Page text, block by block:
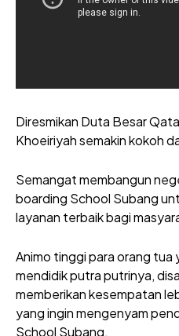
Diresmikan Duta Besar
Khoeiriyah semakin kokoh
Semangat membangun
boarding School Subang
layanan terbaik bagi
Animo tinggi para orang tua
mendidik putra putrinya,
memberikan kesempatan
yang ingin mengenyam
School Subang.